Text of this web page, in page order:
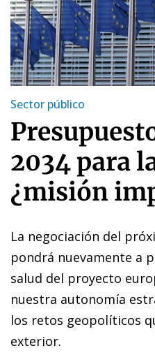
Sector público
2034 para
¿misión
La negociación del
pondrá nuevamente a
salud del proyecto
nuestra autonomía
los retos geopolíticos
exterior.